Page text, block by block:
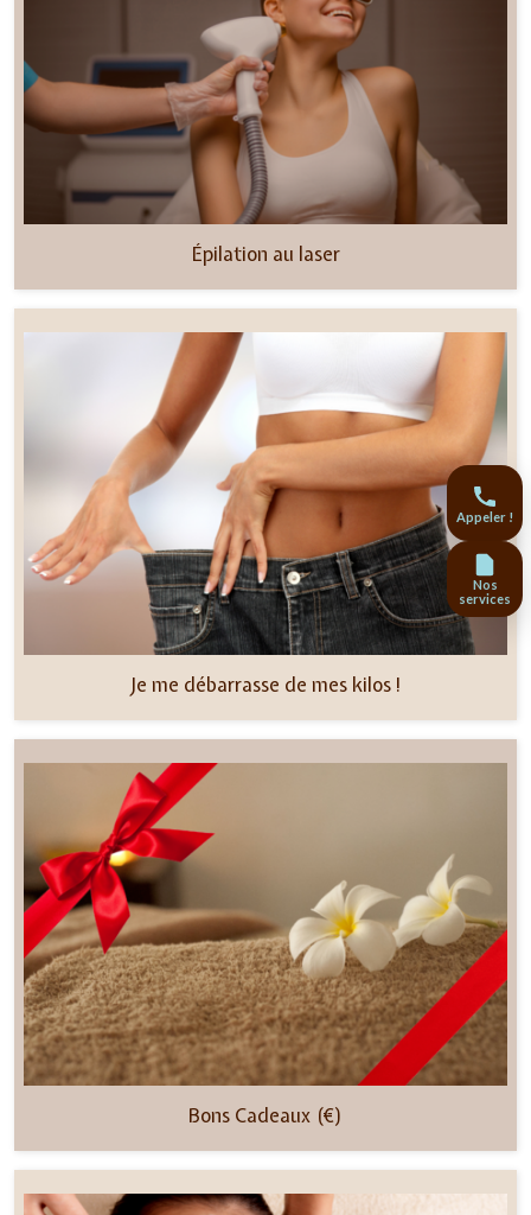
Épilation au laser
Je me débarrasse de mes kilos !
Bons Cadeaux (€)
Appeler !
Nos
services